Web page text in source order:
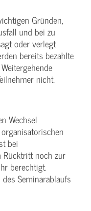
Gründen,
und bei zu
oder verlegt
bereits bezahlte
nicht.
Wechsel
bei
Rücktritt noch zur
berechtigt.
Seminarablaufs